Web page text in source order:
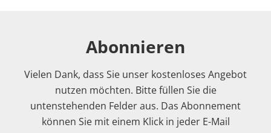
Abonnieren
Vielen Dank, dass Sie unser kostenloses Angebot
nutzen möchten. Bitte füllen Sie die
untenstehenden Felder aus. Das Abonnement
können Sie mit einem Klick in jeder E-Mail